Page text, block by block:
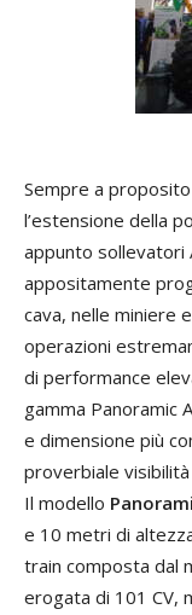
Sempre a
l’estensione della
appunto sollevatori
appositamente
cava, nelle miniere
operazioni
di performance
gamma Panoramic
e dimensione più
proverbiale
Il modello
e 10 metri di
train composta dal
erogata di 101 CV,